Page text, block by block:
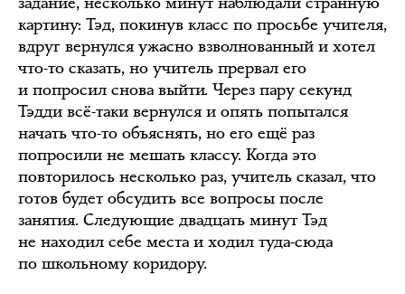
картину: Тэд, покинув класс по просьбе учителя,
вдруг вернулся ужасно взволнованный и хотел
что-то сказать, но учитель прервал его
и попросил снова выйти. Через пару секунд
Тэдди всё-таки вернулся и опять попытался
начать что-то объяснять, но его ещё раз
попросили не мешать классу. Когда это
повторилось несколько раз, учитель сказал, что
готов будет обсудить все вопросы после
занятия. Следующие двадцать минут Тэд
не находил себе места и ходил туда-сюда
по школьному коридору.